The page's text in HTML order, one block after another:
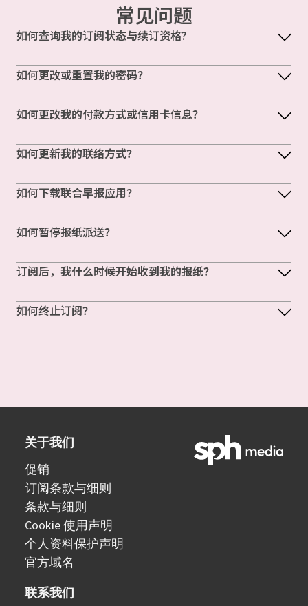
常见问题
如何查询我的订阅状态与续订资格?
如何更改或重置我的密码？
如何更改我的付款方式或信用卡信息？
如何更新我的联络方式？
如何下载联合早报应用？
如何暂停报纸派送？
订阅后，我什么时候开始收到我的报纸？
如何终止订阅？
关于我们
促销
订阅条款与细则
条款与细则
Cookie 使用声明
个人资料保护声明
官方域名
联系我们